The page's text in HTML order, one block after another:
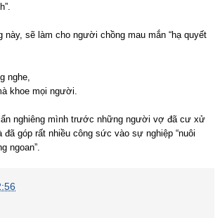
này, sẽ làm cho người chồng mau mắn “hạ quyết
nghe,
khoe mọi người.
nghiêng mình trước những người vợ đã cư xử
góp rất nhiều công sức vào sự nghiệp “nuôi
ngoan”.